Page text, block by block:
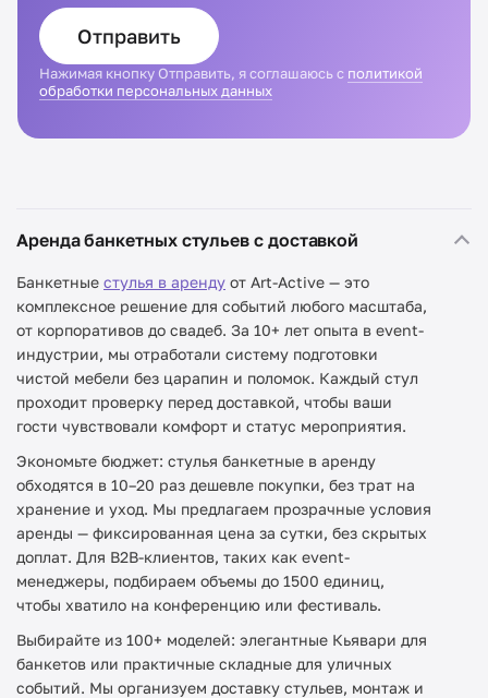
Отправить
Нажимая кнопку Отправить, я соглашаюсь с политикой
обработки персональных данных
Аренда банкетных стульев с доставкой
Банкетные стулья в аренду от Art-Active — это
комплексное решение для событий любого масштаба,
от корпоративов до свадеб. За 10+ лет опыта в event-
индустрии, мы отработали систему подготовки
чистой мебели без царапин и поломок. Каждый стул
проходит проверку перед доставкой, чтобы ваши
гости чувствовали комфорт и статус мероприятия.
Экономьте бюджет: стулья банкетные в аренду
обходятся в 10–20 раз дешевле покупки, без трат на
хранение и уход. Мы предлагаем прозрачные условия
аренды — фиксированная цена за сутки, без скрытых
доплат. Для B2B-клиентов, таких как event-
менеджеры, подбираем объемы до 1500 единиц,
чтобы хватило на конференцию или фестиваль.
Выбирайте из 100+ моделей: элегантные Кьявари для
банкетов или практичные складные для уличных
событий. Мы организуем доставку стульев, монтаж и